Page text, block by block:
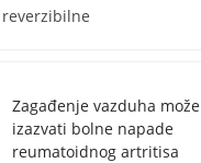
Zagađenje vazduha može
izazvati bolne napade
reumatoidnog artritisa